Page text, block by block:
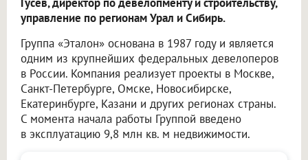
управление по регионам Урал и Сибирь.
Группа «Эталон» основана в 1987 году и является
одним из крупнейших федеральных девелоперов
в России. Компания реализует проекты в Москве,
Санкт-Петербурге, Омске, Новосибирске,
Екатеринбурге, Казани и других регионах страны.
С момента начала работы Группой введено
в эксплуатацию 9,8 млн кв. м недвижимости.